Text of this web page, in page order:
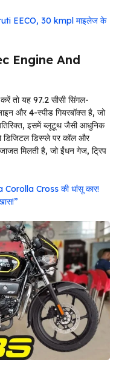
EECO, 30 kmpl माइलेज के
Engine And
तो यह 97.2 सीसी सिंगल-
और 4-स्पीड गियरबॉक्स है, जो
इसमें ब्लूटूथ जैसी आधुनिक
डिजिटल डिस्प्ले पर कॉल और
मिलती है, जो ईंधन गेज, ट्रिप
Cross की धांसू कार!